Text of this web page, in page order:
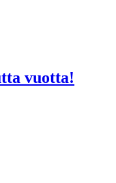
vuotta!